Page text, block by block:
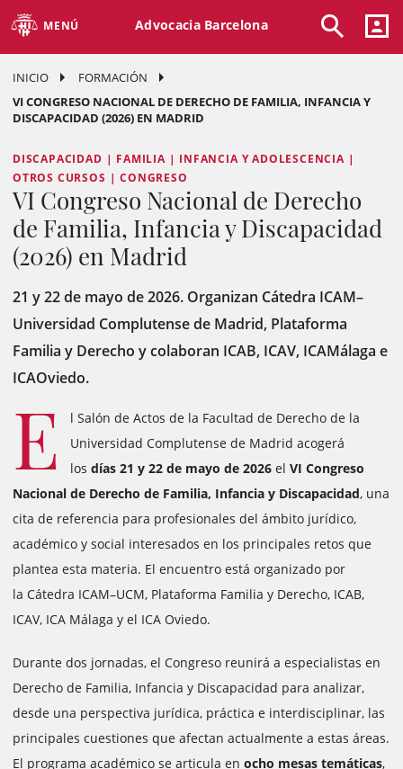
MENÚ Advocacia Barcelona
INICIO
FORMACIÓN
VI CONGRESO NACIONAL DE DERECHO DE FAMILIA, INFANCIA Y
DISCAPACIDAD (2026) EN MADRID
DISCAPACIDAD | FAMILIA | INFANCIA Y ADOLESCENCIA |
OTROS CURSOS | CONGRESO
VI Congreso Nacional de Derecho
de Familia, Infancia y Discapacidad
(2026) en Madrid
21 y 22 de mayo de 2026. Organizan Cátedra ICAM–
Universidad Complutense de Madrid, Plataforma
Familia y Derecho y colaboran ICAB, ICAV, ICAMálaga e
ICAOviedo.
E
l Salón de Actos de la Facultad de Derecho de la
Universidad Complutense de Madrid acogerá
los días 21 y 22 de mayo de 2026 el VI Congreso
Nacional de Derecho de Familia, Infancia y Discapacidad, una
cita de referencia para profesionales del ámbito jurídico,
académico y social interesados en los principales retos que
plantea esta materia. El encuentro está organizado por
la Cátedra ICAM–UCM, Plataforma Familia y Derecho, ICAB,
ICAV, ICA Málaga y el ICA Oviedo.
Durante dos jornadas, el Congreso reunirá a especialistas en
Derecho de Familia, Infancia y Discapacidad para analizar,
desde una perspectiva jurídica, práctica e interdisciplinar, las
principales cuestiones que afectan actualmente a estas áreas.
El programa académico se articula en ocho mesas temáticas,